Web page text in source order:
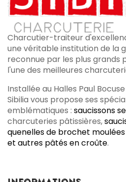
Charcutier-traiteur
une véritable institution de la
reconnue par les plus grands
l'une des meilleures
Installée au Halles Paul
Sibilia vous propose ses
emblématiques : saucissons
charcuteries pâtissières,
quenelles de brochet
et autres pâtés en croûte.